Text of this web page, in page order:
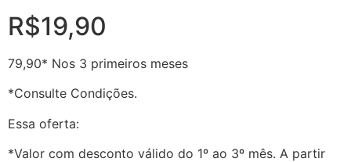
R$19,90
79,90* Nos 3 primeiros meses
*Consulte Condições.
Essa oferta:
*Valor com desconto válido do 1º ao 3º mês. A partir